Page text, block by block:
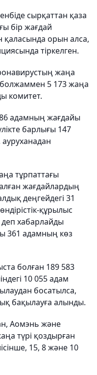
сырқаттан қаза
бір жағдай
орын алса,
тіркелген.
жаңа
болжаммен 5 173 жаңа
комитет.
адамның жағдайы
барлығы 147
тұрпаттағы
жағдайлардың
деңгейдегі 31
құрылыс
хабарлайды
361 адамның көз
болған 189 583
10 055 адам
босатылса,
бақылауға алынды.
Аомэнь және
түрі қоздырған
15, 8 және 10